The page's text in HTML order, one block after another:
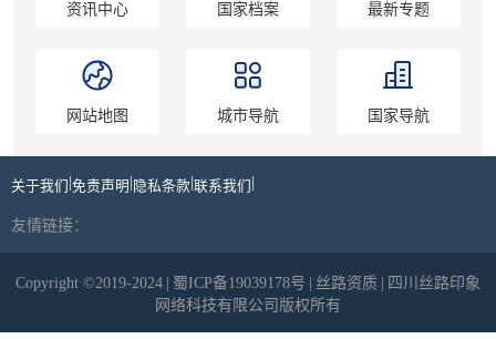
资讯中心 国家档案 最新专题
网站地图 城市导航 国家导航
关于我们 免责声明 隐私条款 联系我们
友情链接：
Copyright ©2019-2024 蜀ICP备19039178号 丝路资质
四川丝路印象
网络科技有限公司版权所有